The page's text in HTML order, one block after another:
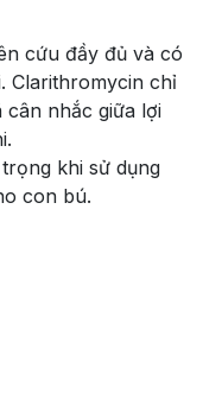
cứu đầy đủ và có
Clarithromycin chỉ
nhắc giữa lợi
khi sử dụng
con bú.